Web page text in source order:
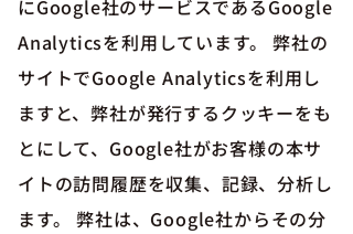
にGoogle社のサービスであるGoogle
Analyticsを利用しています。 弊社の
サイトでGoogle Analyticsを利用し
ますと、弊社が発行するクッキーをも
とにして、Google社がお客様の本サ
イトの訪問履歴を収集、記録、分析し
ます。 弊社は、Google社からその分